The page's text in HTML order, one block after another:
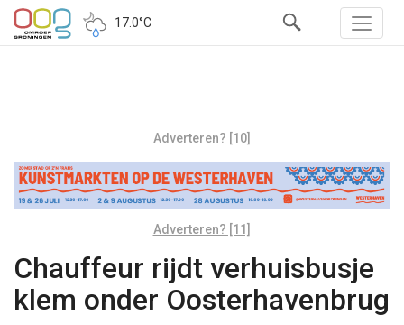
17.0°C
Adverteren? [10]
Adverteren? [11]
Chauffeur rijdt verhuisbusje
klem onder Oosterhavenbrug